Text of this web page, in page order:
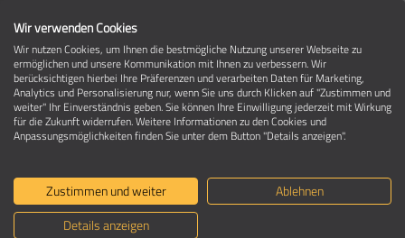
Umzug in 12557 Berlin-KGA Klondyke
Ein Umzug ist Vertrauenssache
Deutschland>Berlin>Berlin, Stadt>KGA Klondyke
Wir verwenden Cookies
Wir nutzen Cookies, um Ihnen die bestmögliche Nutzung unserer Webseite zu
ermöglichen und unsere Kommunikation mit Ihnen zu verbessern. Wir
berücksichtigen hierbei Ihre Präferenzen und verarbeiten Daten für Marketing,
Analytics und Personalisierung nur, wenn Sie uns durch Klicken auf "Zustimmen und
weiter" Ihr Einverständnis geben. Sie können Ihre Einwilligung jederzeit mit Wirkung
für die Zukunft widerrufen. Weitere Informationen zu den Cookies und
Anpassungsmöglichkeiten finden Sie unter dem Button "Details anzeigen".
Zustimmen und weiter
Ablehnen
Details anzeigen